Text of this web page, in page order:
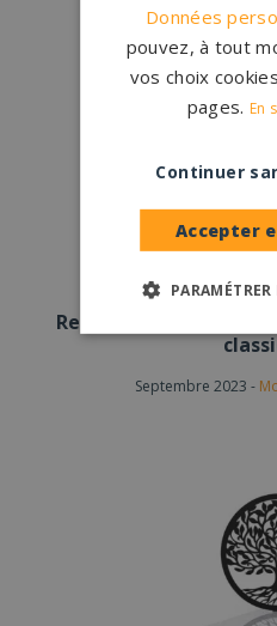
Retour aux sources
Septembre 2023 -
Données
pouvez, à tout
vos choix
pages. En
Accepter
Continuer